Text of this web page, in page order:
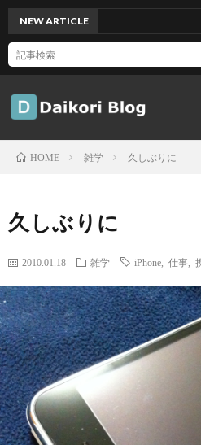
NEW ARTICLE
HOME 雑学 久しぶりに
久しぶりに
2010.01.18 雑学 iPhone 仕事